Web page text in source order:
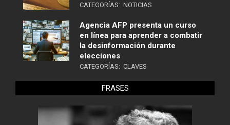
CATEGORÍAS: NOTICIAS
Agencia AFP presenta un curso
en línea para aprender a combatir
la desinformación durante
elecciones
CATEGORÍAS: CLAVES
FRASES